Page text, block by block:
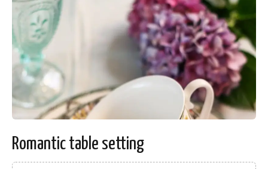
Romantic table setting